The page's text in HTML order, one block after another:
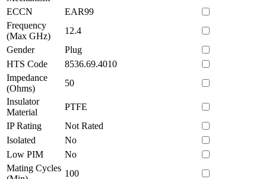
ECCN
EAR99
Frequency
(Max GHz)
12.4
Gender
Plug
HTS Code
8536.69.4010
Impedance
(Ohms)
50
Insulator
Material
PTFE
IP Rating
Not Rated
Isolated
No
Low PIM
No
Mating Cycles
100